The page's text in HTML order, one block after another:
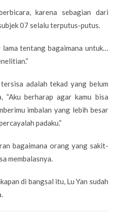
karena sebagian dari
07 selalu terputus-putus.
lama tentang bagaimana untuk…
adalah tekad yang belum
“Aku berharap agar kamu bisa
imbalan yang lebih besar
padaku.”
bagaimana orang yang sakit-
membalasnya.
di bangsal itu, Lu Yan sudah